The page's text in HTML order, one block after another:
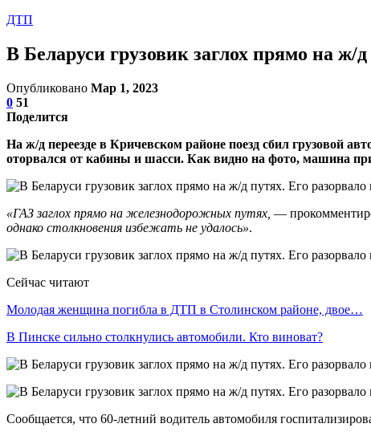
ДТП
В Беларуси грузовик заглох прямо на ж/
Опубликовано Мар 1, 2023
0 51
Поделится
На ж/д переезде в Кричевском районе поезд сбил грузовой
оторвался от кабины и шасси. Как видно на фото, машина
«ГАЗ заглох прямо на железнодорожных путях, —
однако столкновения избежать не удалось».
Сейчас читают
Молодая женщина погибла в ДТП в Столинском районе, двое…
В Пинске сильно столкнулись автомобили. Кто виноват?
Сообщается, что 60-летний водитель автомобиля